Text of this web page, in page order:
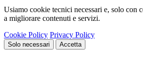
Usiamo cookie tecnici necessari e, solo con
a migliorare contenuti e servizi.
Cookie Policy Privacy Policy
Solo necessari Accetta